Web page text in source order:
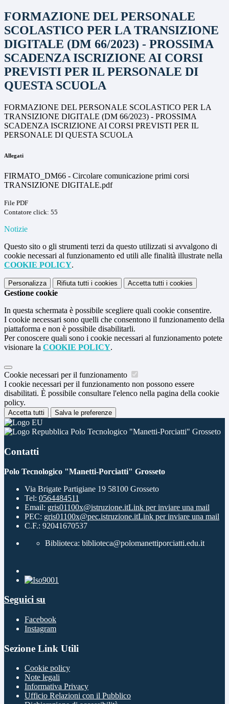
FORMAZIONE DEL PERSONALE
SCOLASTICO PER LA TRANSIZIONE
DIGITALE (DM 66/2023) - PROSSIMA
SCADENZA ISCRIZIONE AI CORSI
PREVISTI PER IL PERSONALE DI
QUESTA SCUOLA
FORMAZIONE DEL PERSONALE SCOLASTICO PER LA
TRANSIZIONE DIGITALE (DM 66/2023) - PROSSIMA
SCADENZA ISCRIZIONE AI CORSI PREVISTI PER IL
PERSONALE DI QUESTA SCUOLA
Allegati
FIRMATO_DM66 - Circolare comunicazione primi corsi
TRANSIZIONE DIGITALE.pdf
File PDF
Contatore click: 55
Notizie
Questo sito o gli strumenti terzi da questo utilizzati si avvalgono di
cookie necessari al funzionamento ed utili alle finalità illustrate nella
COOKIE POLICY.
Personalizza Rifiuta tutti i cookies Accetta tutti i cookies
Gestione cookie
In questa schermata è possibile scegliere quali cookie consentire.
I cookie necessari sono quelli che consentono il funzionamento della
piattaforma e non è possibile disabilitarli.
Per conoscere quali sono i cookie necessari al funzionamento potete
visionare la COOKIE POLICY.
Cookie necessari per il funzionamento
I cookie necessari per il funzionamento non possono essere
disabilitati. È possibile consultare l'elenco nella pagina della cookie
policy.
Accetta tutti Salva le preferenze
Polo Tecnologico "Manetti-Porciatti" Grosseto
Contatti
Polo Tecnologico "Manetti-Porciatti" Grosseto
Via Brigate Partigiane 19 58100 Grosseto
Tel: 0564484511
Email: gris01100x@istruzione.itLink per inviare una mail
PEC: gris01100x@pec.istruzione.itLink per inviare una mail
C.F.: 92041670537
Biblioteca: biblioteca@polomanettiporciatti.edu.it
Seguici su
Facebook
Instagram
Sezione Link Utili
Cookie policy
Note legali
Informativa Privacy
Ufficio Relazioni con il Pubblico